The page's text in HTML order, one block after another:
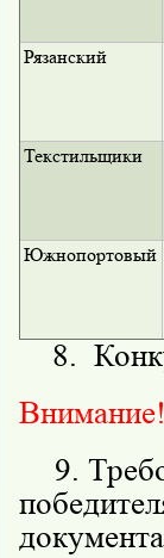
Рязанский
Текстильщики
Южнопортовый
8.
9.